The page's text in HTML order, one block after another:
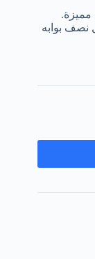
لعمل نصف بوابه